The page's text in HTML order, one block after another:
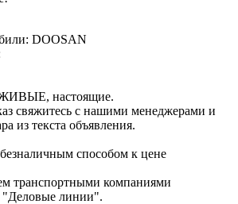
DOOSAN
ЖИВЫЕ, настоящие.
свяжитесь с нашими менеджерами и
из текста объявления.
способом к цене
транспортными компаниями
линии".